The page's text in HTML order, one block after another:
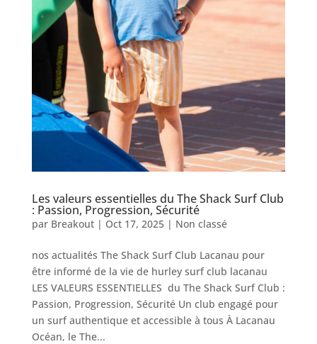
Les valeurs essentielles du The Shack Surf Club
: Passion, Progression, Sécurité
par Breakout| Oct 17, 2025| Non classé
nos actualités The Shack Surf Club Lacanau pour
être informé de la vie de hurley surf club lacanau
LES VALEURS ESSENTIELLES du The Shack Surf Club :
Passion, Progression, Sécurité Un club engagé pour
un surf authentique et accessible à tous À Lacanau
Océan, le The...